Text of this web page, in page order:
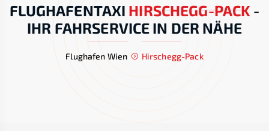
FLUGHAFENTAXI HIRSCHEGG-PACK -
IHR FAHRSERVICE IN DER NÄHE
Flughafen Wien Hirschegg-Pack